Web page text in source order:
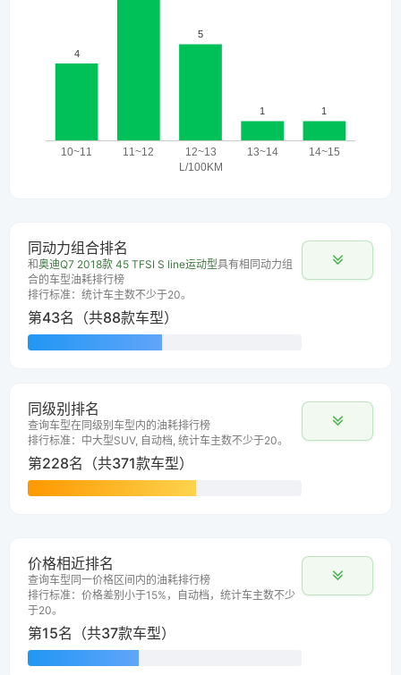
同动力组合排名
和奥迪Q7 2018款 45 TFSI S line运动型具有相同动力组
合的车型油耗排行榜
排行标准：统计车主数不少于20。
第43名（共88款车型）
同级别排名
查询车型在同级别车型内的油耗排行榜
排行标准：中大型SUV, 自动档, 统计车主数不少于20。
第228名（共371款车型）
价格相近排名
查询车型同一价格区间内的油耗排行榜
排行标准：价格差别小于15%，自动档，统计车主数不少
于20。
第15名（共37款车型）